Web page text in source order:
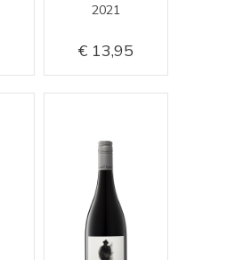
2021
13,95